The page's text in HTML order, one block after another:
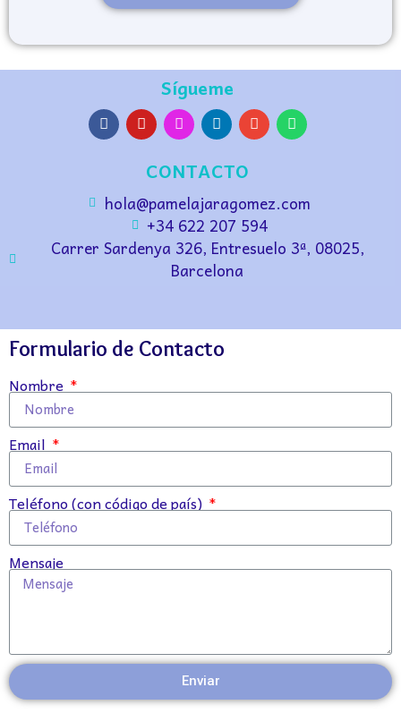
Sígueme
CONTACTO
hola@pamelajaragomez.com
+34 622 207 594
Carrer Sardenya 326, Entresuelo 3ª, 08025,
Barcelona
Formulario de Contacto
Nombre
Email
Teléfono (con código de país)
Mensaje
Enviar